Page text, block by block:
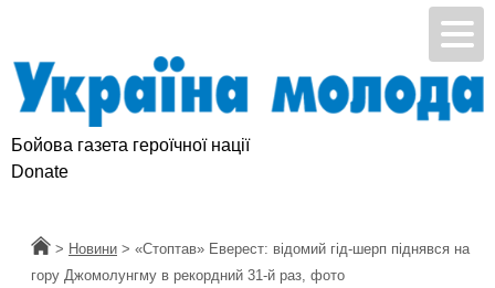
Бойова газета героїчної нації
Donate
Головна
> Новини > «Стоптав» Еверест: відомий гід-шерп піднявся на
гору Джомолунгму в рекордний 31-й раз, фото